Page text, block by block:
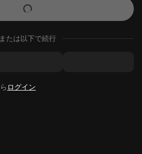
または以下で続行
ログイン